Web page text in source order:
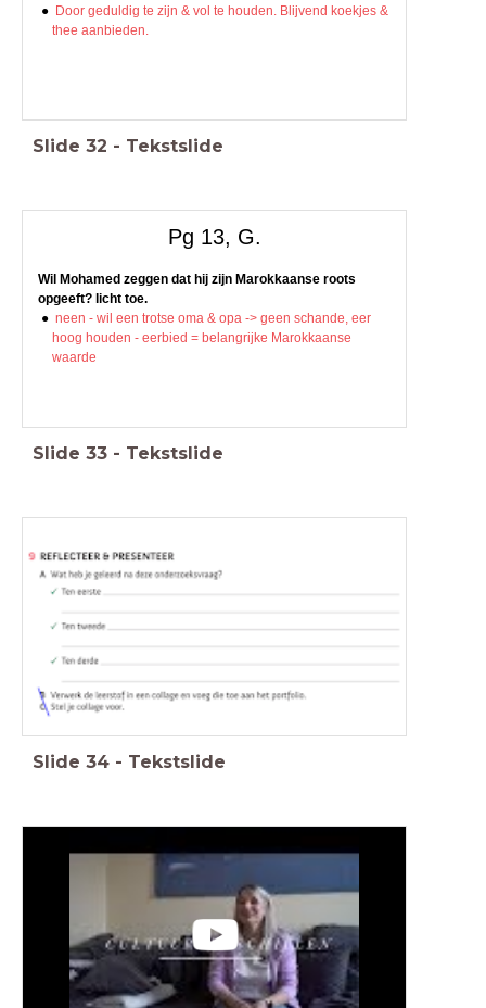
Door geduldig te zijn & vol te houden. Blijvend koekjes &
thee aanbieden.
Slide 32 - Tekstslide
Pg 13, G.
Wil Mohamed zeggen dat hij zijn Marokkaanse roots
opgeeft? licht toe.
neen - wil een trotse oma & opa -> geen schande, eer
hoog houden - eerbied = belangrijke Marokkaanse
waarde
Slide 33 - Tekstslide
Slide 34 - Tekstslide